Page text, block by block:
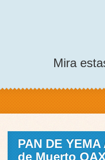
Mira
PAN DE
de Muerto